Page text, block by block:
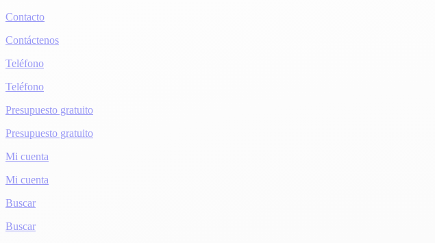
Contacto
Contáctenos
Teléfono
Teléfono
Presupuesto gratuito
Presupuesto gratuito
Mi cuenta
Mi cuenta
Buscar
Buscar